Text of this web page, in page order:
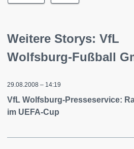
Weitere Storys: VfL
Wolfsburg-Fußball
29.08.2008 – 14:19
VfL Wolfsburg-Presseservice:
im UEFA-Cup